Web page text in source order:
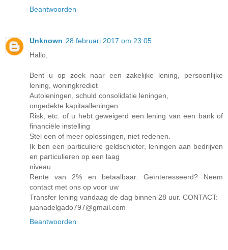
Beantwoorden
Unknown 28 februari 2017 om 23:05
Hallo,
Bent u op zoek naar een zakelijke lening, persoonlijke
lening, woningkrediet
Autoleningen, schuld consolidatie leningen,
ongedekte kapitaalleningen
Risk, etc. of u hebt geweigerd een lening van een bank of
financiële instelling
Stel een of meer oplossingen, niet redenen.
Ik ben een particuliere geldschieter, leningen aan bedrijven
en particulieren op een laag
niveau
Rente van 2% en betaalbaar. Geïnteresseerd? Neem
contact met ons op voor uw
Transfer lening vandaag de dag binnen 28 uur. CONTACT:
juanadelgado797@gmail.com
Beantwoorden